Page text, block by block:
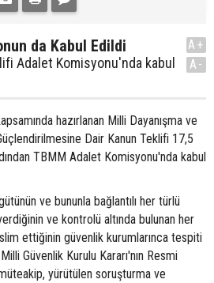
da Kabul Edildi
Adalet Komisyonu'nda kabul
A+
A-
hazırlanan Milli Dayanışma ve
Dair Kanun Teklifi 17,5
TBMM Adalet Komisyonu'nda kabul
ve bununla bağlantılı her türlü
ve kontrolü altında bulunan her
ettiğinin güvenlik kurumlarınca tespiti
Güvenlik Kurulu Kararı'nın Resmi
yürütülen soruşturma ve